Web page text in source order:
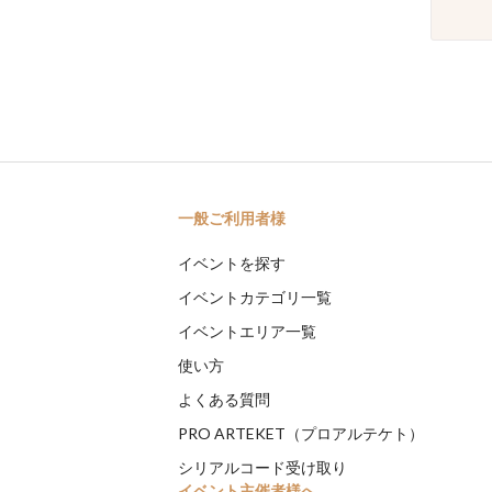
一般ご利用者様
イベントを探す
イベントカテゴリ一覧
イベントエリア一覧
使い方
よくある質問
PRO ARTEKET（プロアルテケト）
シリアルコード受け取り